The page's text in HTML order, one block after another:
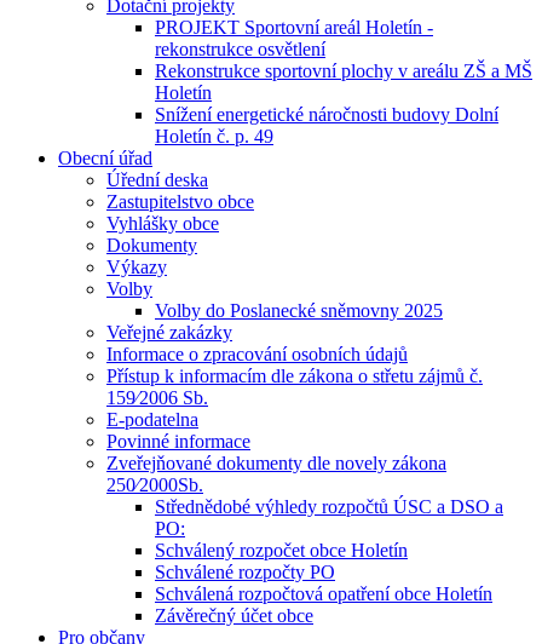
Dotační projekty
PROJEKT Sportovní areál Holetín -
rekonstrukce osvětlení
Rekonstrukce sportovní plochy v areálu ZŠ a MŠ
Holetín
Snížení energetické náročnosti budovy Dolní
Holetín č. p. 49
Obecní úřad
Úřední deska
Zastupitelstvo obce
Vyhlášky obce
Dokumenty
Výkazy
Volby
Volby do Poslanecké sněmovny 2025
Veřejné zakázky
Informace o zpracování osobních údajů
Přístup k informacím dle zákona o střetu zájmů č.
159⁄2006 Sb.
E-podatelna
Povinné informace
Zveřejňované dokumenty dle novely zákona
250⁄2000Sb.
Střednědobé výhledy rozpočtů ÚSC a DSO a
PO:
Schválený rozpočet obce Holetín
Schválené rozpočty PO
Schválená rozpočtová opatření obce Holetín
Závěrečný účet obce
Pro občany